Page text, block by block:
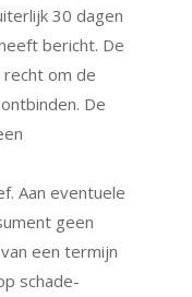
30 dagen
bericht. De
om de
De
Aan eventuele
geen
een termijn
schade-